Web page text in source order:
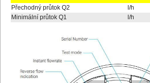
Přechodný průtok Q2
l/h
Minimální průtok Q1
l/h